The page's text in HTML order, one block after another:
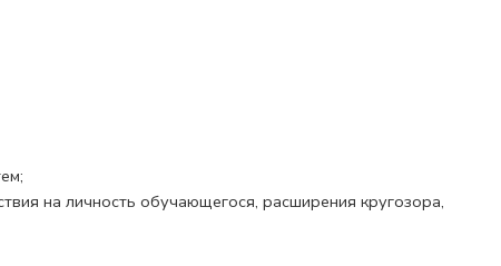
на личность обучающегося, расширения кругозора,